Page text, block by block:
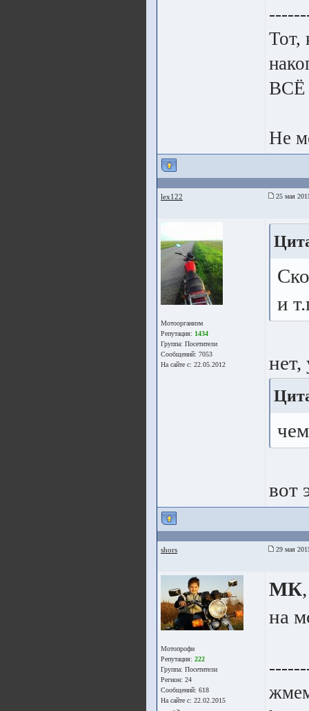
Тот,
Не
lex122 25 мая
Мотоорганизм
Репутация: 1434
Группа: Посетители
Сообщений: 7053
На сайте с: 22.05.2012
и
нет,
вот
shors 29 мая
Мотопрофи
Репутация: 222
Группа: Посетители
Регион: 24
Сообщений: 618
На сайте с: 22.02.2015
МК
на